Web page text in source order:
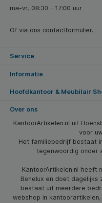
ma-vr, 08:30 - 17:00 uur
Of via ons contactformulier.
Service
Informatie
Hoofdkantoor & Meubilair
Over ons
KantoorArtikelen.nl uit
voor
Het familiebedrijf bestaat
tegenwoordig onder
KantoorArtikelen.nl heeft
Benelux en doet dagelijks
bestaat uit meerdere
webshop in